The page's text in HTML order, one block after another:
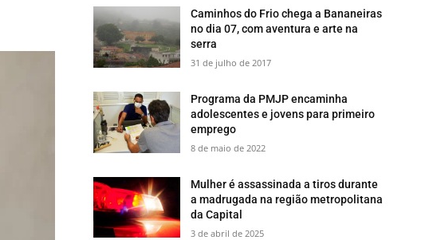
​Caminhos do Frio chega a Bananeiras
no dia 07, com aventura e arte na
serra
31 de julho de 2017
​Programa da PMJP encaminha
adolescentes e jovens para primeiro
emprego
8 de maio de 2022
Mulher é assassinada a tiros durante
a madrugada na região metropolitana
da Capital
3 de abril de 2025